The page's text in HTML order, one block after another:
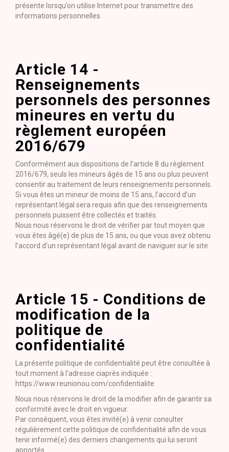
présente lorsqu’on utilise Internet pour transmettre des
informations personnelles.
Article 14 -
Renseignements
personnels des personnes
mineures en vertu du
règlement européen
2016/679
Conformément aux dispositions de l’article 8 du règlement
2016/679, seuls les mineurs âgés de 15 ans ou plus peuvent
consentir au traitement de leurs renseignements personnels.
Si vous êtes un mineur de moins de 15 ans, l’accord d’un
représentant légal sera requis afin que des renseignements
personnels puissent être collectés et traités.
Nous nous réservons le droit de vérifier par tout moyen que
vous êtes âgé(e) de plus de 15 ans, ou que vous avez obtenu
l’accord d’un représentant légal avant de naviguer sur le site.
Article 15 - Conditions de
modification de la
politique de
confidentialité
La présente politique de confidentialité peut être consultée à
tout moment à l’adresse ciaprès indiquée :
https://www.reunionou.com/confidentialite
Nous nous réservons le droit de la modifier afin de garantir sa
conformité avec le droit en vigueur.
Par conséquent, vous êtes invité(e) à venir consulter
régulièrement cette politique de confidentialité afin de vous
tenir informé(e) des derniers changements qui lui seront
apportés.